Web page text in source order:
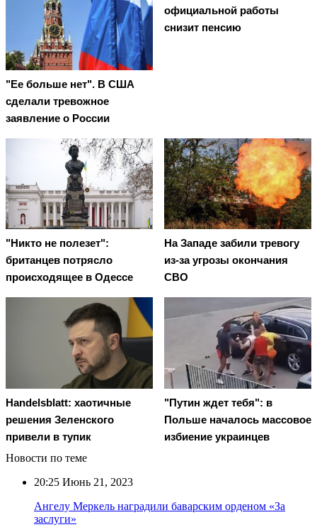
"Ее больше нет". В США
сделали тревожное
заявление о России
официальной работы
снизит пенсию
"Никто не полезет":
британцев потрясло
происходящее в Одессе
На Западе забили тревогу
из-за угрозы окончания
СВО
Handelsblatt: хаотичные
решения Зеленского
привели в тупик
"Путин ждет тебя": в
Польше началось массовое
избиение украинцев
Новости по теме
20:25 Июнь 21, 2023
Ангелу Меркель наградили баварским орденом «За
заслуги»